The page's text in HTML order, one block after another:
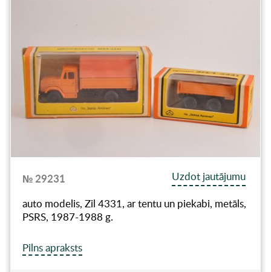
№ 29231
Uzdot jautājumu
auto modelis, Zil 4331, ar tentu un piekabi, metāls,
PSRS, 1987-1988 g.
Pilns apraksts